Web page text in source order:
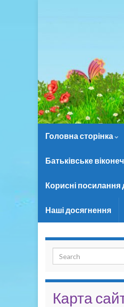
Головна сторінка
Батьківське
Корисні посилання
Наші досягнення
Search for:
Карта